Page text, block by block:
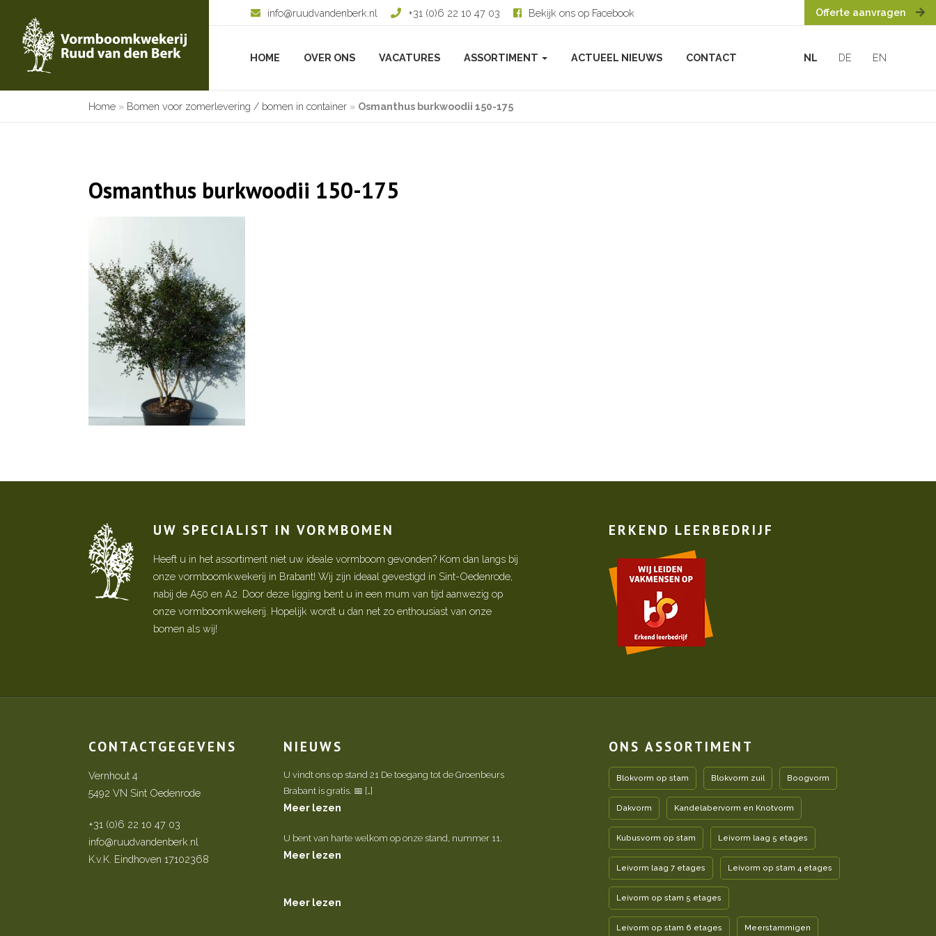
info@ruudvandenberk.nl +31 (0)6 22 10 47 03 Bekijk ons op Facebook Offerte aanvragen
HOME OVER ONS VACATURES ASSORTIMENT ACTUEEL NIEUWS CONTACT NL DE EN
Home » Bomen voor zomerlevering / bomen in container » Osmanthus burkwoodii 150-175
Osmanthus burkwoodii 150-175
UW SPECIALIST IN VORMBOMEN
Heeft u in het assortiment niet uw ideale vormboom gevonden? Kom dan langs bij
onze vormboomkwekerij in Brabant! Wij zijn ideaal gevestigd in Sint-Oedenrode,
nabij de A50 en A2. Door deze ligging bent u in een mum van tijd aanwezig op
onze vormboomkwekerij. Hopelijk wordt u dan net zo enthousiast van onze
bomen als wij!
ERKEND LEERBEDRIJF
CONTACTGEGEVENS
Vernhout 4
5492 VN Sint Oedenrode
+31 (0)6 22 10 47 03
info@ruudvandenberk.nl
K.v.K. Eindhoven 17102368
NIEUWS
U vindt ons op stand 21 De toegang tot de Groenbeurs
Brabant is gratis. 📅 […]
Meer lezen
U bent van harte welkom op onze stand, nummer 11.
Meer lezen
Meer lezen
ONS ASSORTIMENT
Blokvorm op stam Blokvorm zuil Boogvorm
Dakvorm Kandelabervorm en Knotvorm
Kubusvorm op stam Leivorm laag 5 etages
Leivorm laag 7 etages Leivorm op stam 4 etages
Leivorm op stam 5 etages
Leivorm op stam 6 etages Meerstammigen